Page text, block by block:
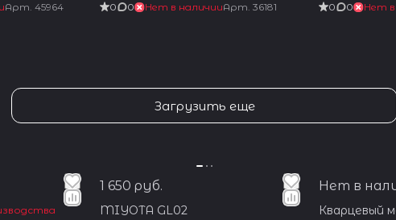
Арт.45964 0 0 Нет в наличииАрт.36181 0 0 Нет в
Загрузить еще
1 650 руб.
MIYOTA GL02
Нет в
Кварцевый